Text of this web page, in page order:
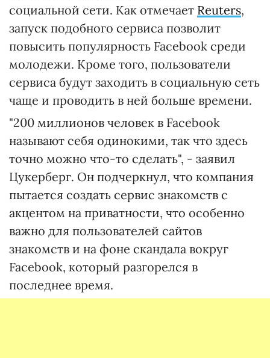
социальной сети. Как отмечает Reuters,
запуск подобного сервиса позволит
повысить популярность Facebook среди
молодежи. Кроме того, пользователи
сервиса будут заходить в социальную сеть
чаще и проводить в ней больше времени.
"200 миллионов человек в Facebook
называют себя одинокими, так что здесь
точно можно что-то сделать", - заявил
Цукерберг. Он подчеркнул, что компания
пытается создать сервис знакомств с
акцентом на приватности, что особенно
важно для пользователей сайтов
знакомств и на фоне скандала вокруг
Facebook, который разгорелся в
последнее время.